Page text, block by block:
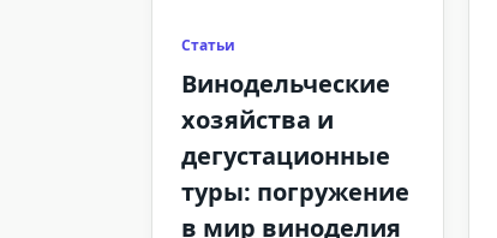
Статьи
Винодельческие
хозяйства и
дегустационные
туры: погружение
в мир виноделия